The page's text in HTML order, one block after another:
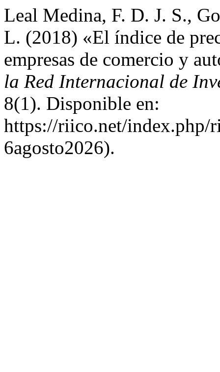
Leal Medina, F. D. J. S.,
L. (2018) «El índice de
empresas de comercio y
la Red Internacional de
8(1). Disponible en:
https://riico.net/
6agosto2026).